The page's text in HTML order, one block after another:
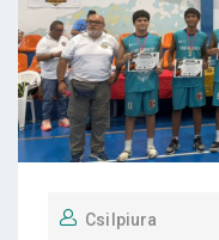
Csilpiura